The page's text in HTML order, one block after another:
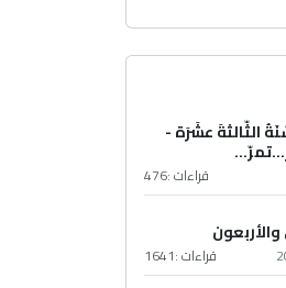
الثّالثةَ عشَرَة -
قراءات :476
قراءات :1641